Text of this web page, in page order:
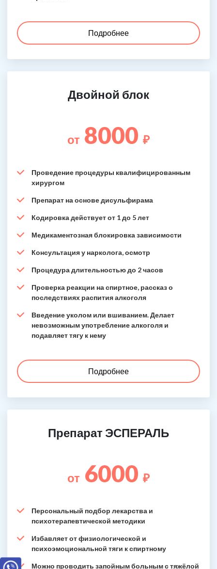
Подробнее
Двойной блок
от 8000 ₽
Проведение процедуры квалифицированным
хирургом
Препарат на основе дисульфирама
Кодировка действует от 1 до 5 лет
Медикаментозная блокировка зависимости
Консультация у нарколога, осмотр
Процедура длительностью до 2 часов
Проверка реакции на спиртное, рассказ о
последствиях распития алкоголя
Введение уколом или вшиванием. Делает
невозможным употребление алкоголя и
подавляет тягу к нему
Подробнее
Препарат ЭСПЕРАЛЬ
от 6000 ₽
Персональный подбор лекарства и
психотерапевтической методики
Избавляет от физиологической и
психоэмоциональной тяги к спиртному
Можно проводить запойным больным с тяжёлой